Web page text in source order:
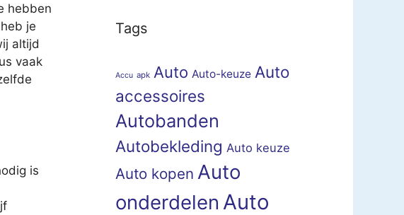
hebben
je
altijd
vaak
is
Tags
Accu apk Auto Auto-keuze Auto
accessoires
Autobanden
Autobekleding Auto keuze
Auto kopen Auto
onderdelen Auto